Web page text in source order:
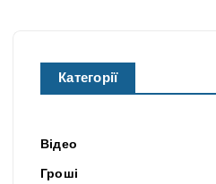
Категорії
Відео
Гроші